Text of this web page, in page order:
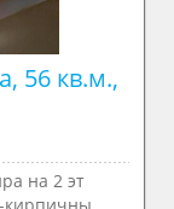
56 кв.м.,
на 2 эт
кирпичны